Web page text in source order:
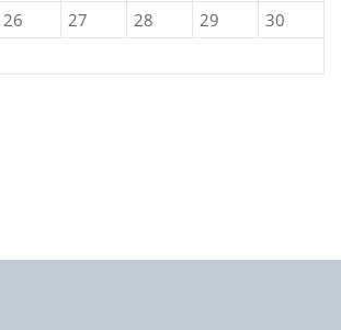
26 27 28 29
30